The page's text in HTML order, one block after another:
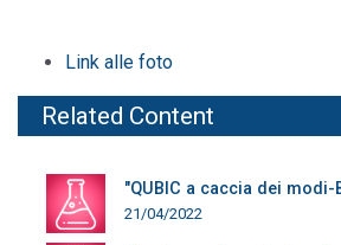
Link alle foto
Related Content
"QUBIC a caccia dei modi-
21/04/2022